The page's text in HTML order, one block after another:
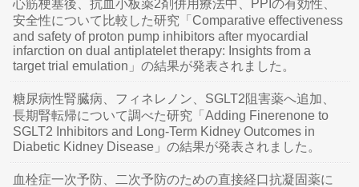
心筋梗塞後、抗血小板薬2剤併用療法中、PPIの有効性、
安全性について比較した研究「Comparative effectiveness
and safety of proton pump inhibitors after myocardial
infarction on dual antiplatelet therapy: Insights from a
target trial emulation」の結果が発表されました。
糖尿病性腎臓病、フィネレノン、SGLT2阻害薬へ追加、
長期腎転帰について調べた研究「Adding Finerenone to
SGLT2 Inhibitors and Long-Term Kidney Outcomes in
Diabetic Kidney Disease」の結果が発表されました。
血栓症一次予防、二次予防のための直接経口抗凝固薬に